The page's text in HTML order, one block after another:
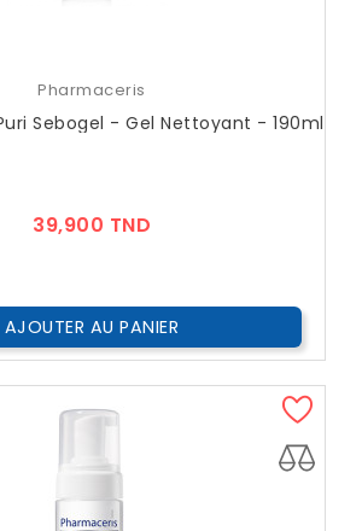
Pharmaceris
Sebogel - Gel Nettoyant - 190ml
39,900 TND
AJOUTER AU PANIER